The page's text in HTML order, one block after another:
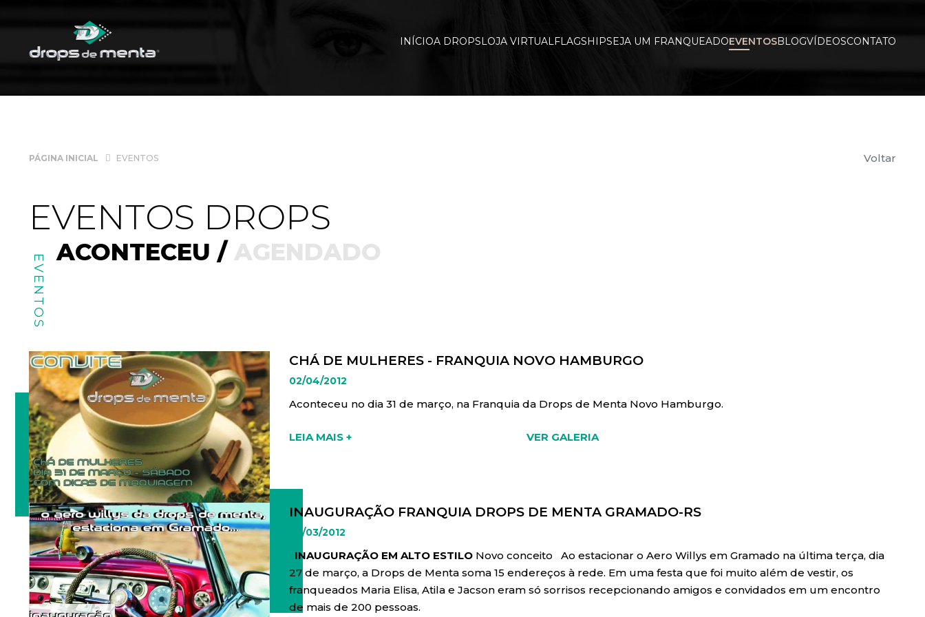
INÍCIOA DROPSLOJA VIRTUALFLAGSHIPSEJA UM FRANQUEADOEVENTOSBLOGVÍDEOSCONTATO
PÁGINA INICIAL EVENTOS Voltar
EVENTOS DROPS
ACONTECEU / AGENDADO
EVENTOS
CHÁ DE MULHERES - FRANQUIA NOVO HAMBURGO
02/04/2012
Aconteceu no dia 31 de março, na Franquia da Drops de Menta Novo Hamburgo.
LEIA MAIS + VER GALERIA
INAUGURAÇÃO FRANQUIA DROPS DE MENTA GRAMADO-RS
26/03/2012
INAUGURAÇÃO EM ALTO ESTILO Novo conceito Ao estacionar o Aero Willys em Gramado na última terça, dia
27 de março, a Drops de Menta soma 15 endereços à rede. Em uma festa que foi muito além de vestir, os
franqueados Maria Elisa, Atila e Jacson eram só sorrisos recepcionando amigos e convidados em um encontro
de mais de 200 pessoas.